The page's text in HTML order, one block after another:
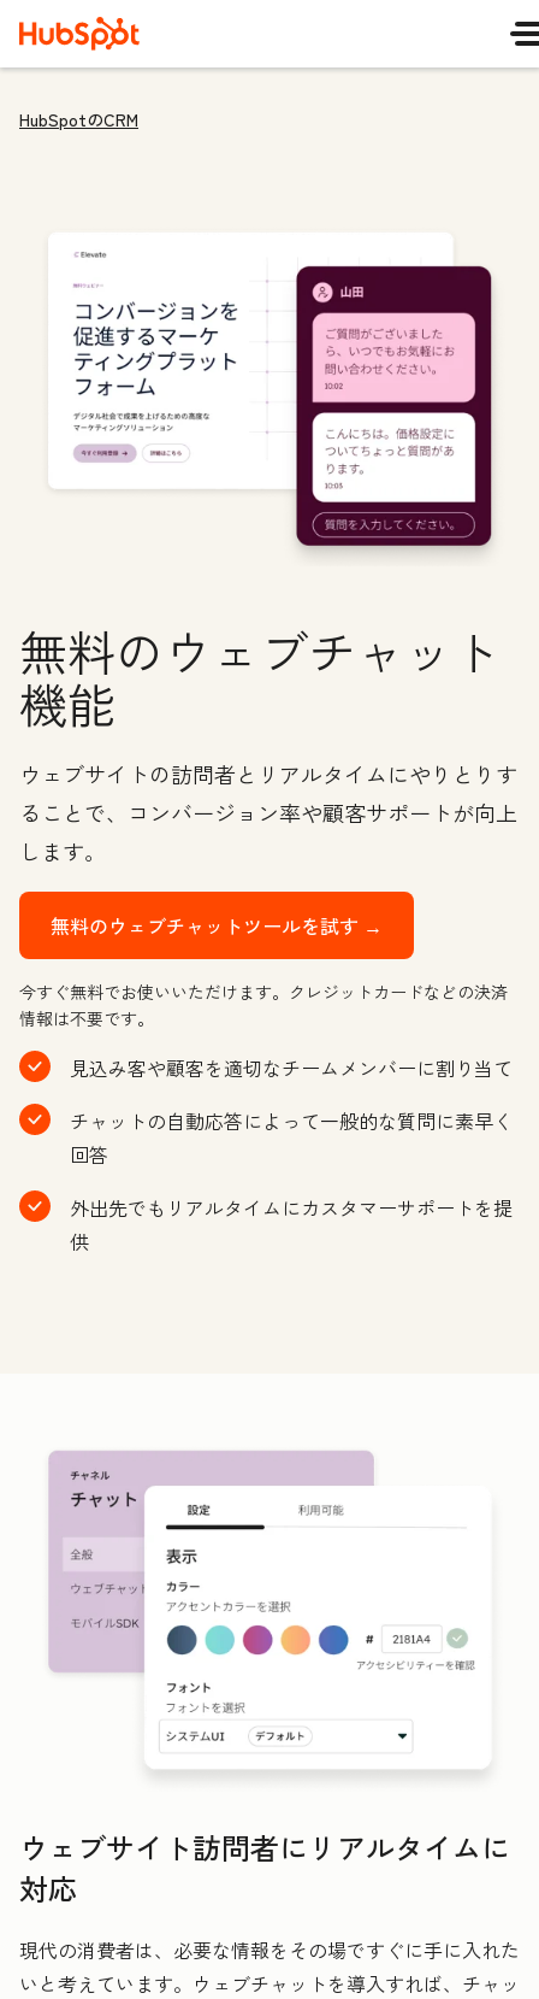
HubSpotのCRM
無料のウェブチャット
機能
ウェブサイトの訪問者とリアルタイムにやりとりす
ることで、コンバージョン率や顧客サポートが向上
します。
無料のウェブチャットツールを試す →
今すぐ無料でお使いいただけます。クレジットカードなどの決済
情報は不要です。
見込み客や顧客を適切なチームメンバーに割り当て
チャットの自動応答によって一般的な質問に素早く
回答
外出先でもリアルタイムにカスタマーサポートを提
供
ウェブサイト訪問者にリアルタイムに
対応
現代の消費者は、必要な情報をその場ですぐに手に入れた
いと考えています。ウェブチャットを導入すれば、チャッ